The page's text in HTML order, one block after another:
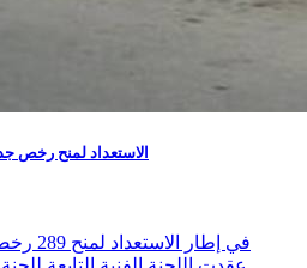
الاستعداد لمنح رخص
في